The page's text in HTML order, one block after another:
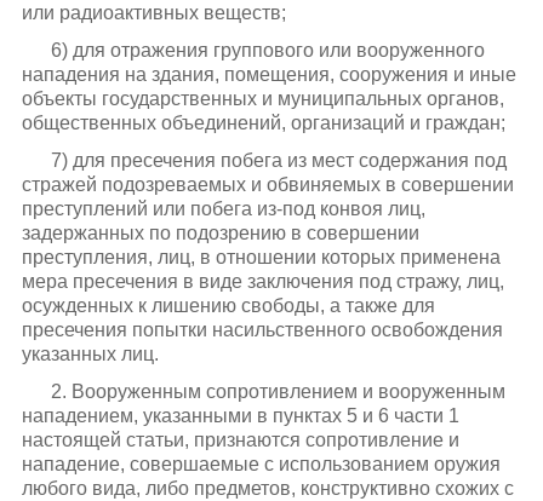
или радиоактивных веществ;
6) для отражения группового или вооруженного
нападения на здания, помещения, сооружения и иные
объекты государственных и муниципальных органов,
общественных объединений, организаций и граждан;
7) для пресечения побега из мест содержания под
стражей подозреваемых и обвиняемых в совершении
преступлений или побега из-под конвоя лиц,
задержанных по подозрению в совершении
преступления, лиц, в отношении которых применена
мера пресечения в виде заключения под стражу, лиц,
осужденных к лишению свободы, а также для
пресечения попытки насильственного освобождения
указанных лиц.
2. Вооруженным сопротивлением и вооруженным
нападением, указанными в пунктах 5 и 6 части 1
настоящей статьи, признаются сопротивление и
нападение, совершаемые с использованием оружия
любого вида, либо предметов, конструктивно схожих с